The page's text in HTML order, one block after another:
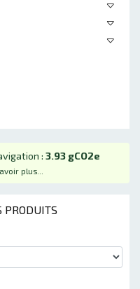
: 3.93 gCO2e
plus...
PRODUITS